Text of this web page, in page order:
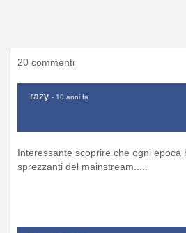
20 commenti
razy - 10 anni fa
Interessante scoprire che ogni epoca
sprezzanti del mainstream.....